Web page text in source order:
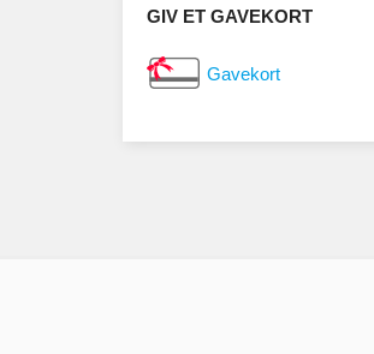
GIV ET GAVEKORT
Gavekort